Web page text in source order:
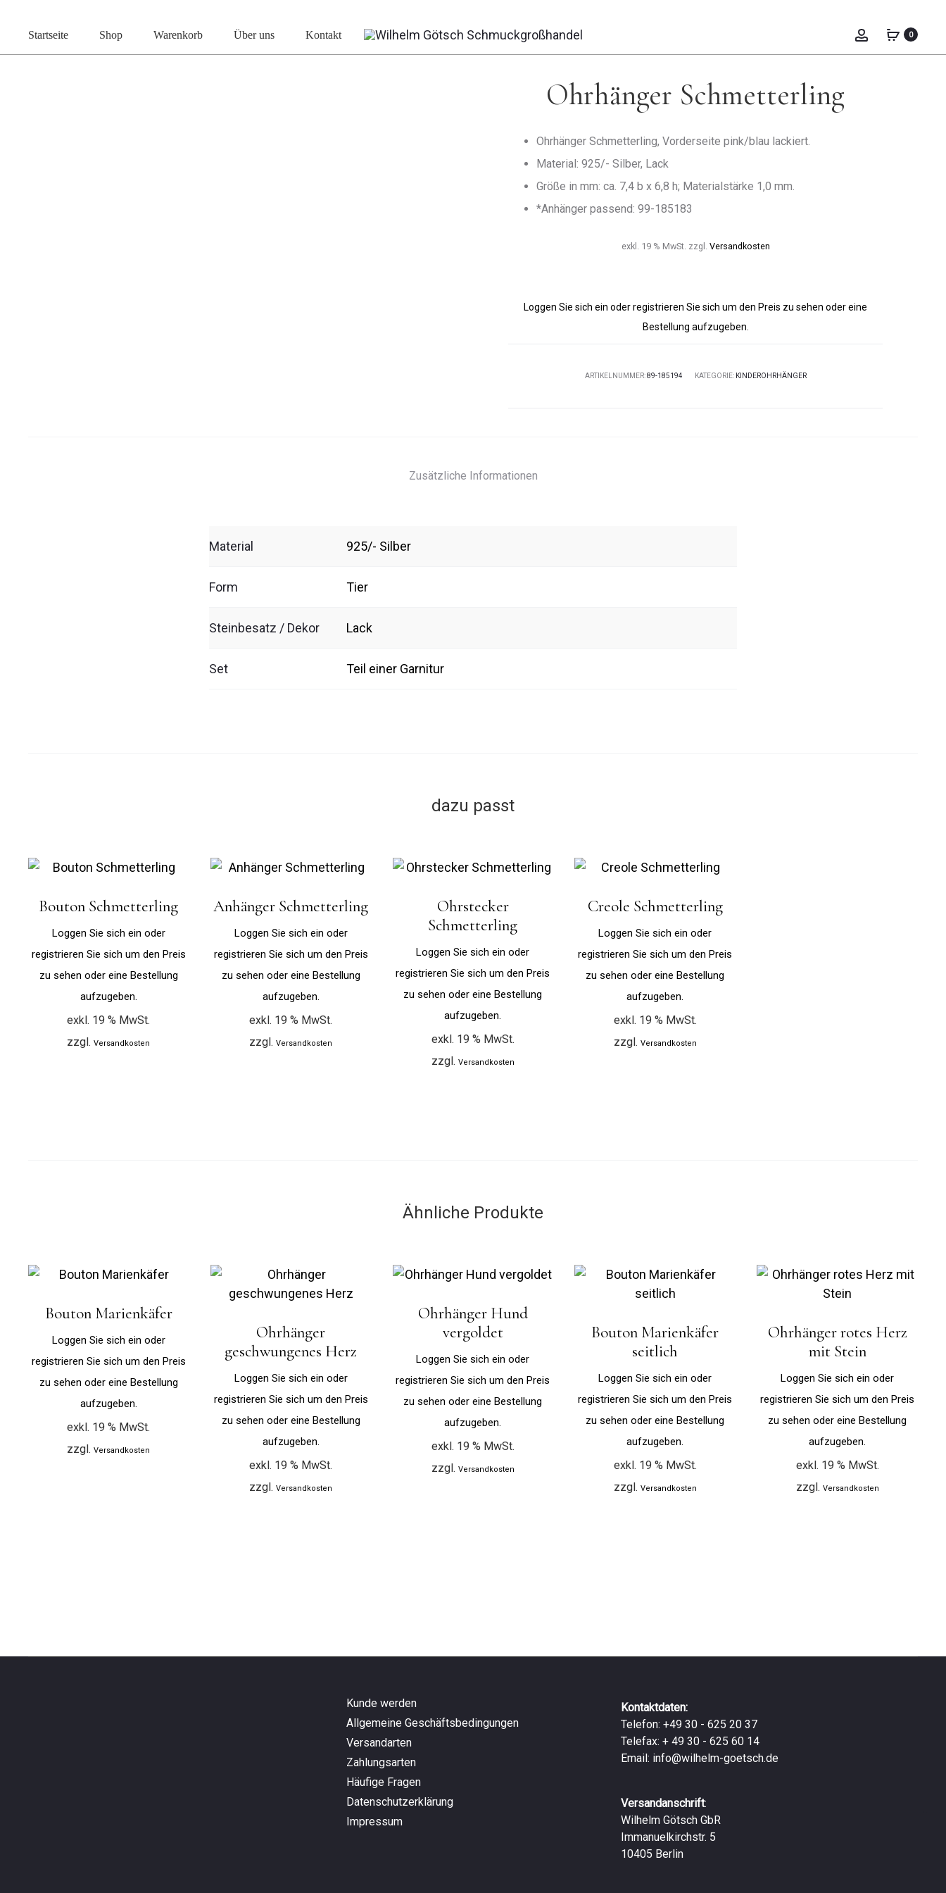
Startseite Shop Warenkorb Über uns Kontakt 0
MARIENKÄFER
Ohrhänger Schmetterling
Ohrhänger Schmetterling, Vorderseite pink/blau lackiert.
Material: 925/- Silber, Lack
Größe in mm: ca. 7,4 b x 6,8 h; Materialstärke 1,0 mm.
*Anhänger passend: 99-185183
exkl. 19 % MwSt. zzgl. Versandkosten
Loggen Sie sich ein oder registrieren Sie sich um den Preis zu sehen oder eine
Bestellung aufzugeben.
ARTIKELNUMMER:89-185194 KATEGORIE: KINDEROHRHÄNGER
Zusätzliche Informationen
Material 925/- Silber
Form Tier
Steinbesatz / Dekor Lack
Set Teil einer Garnitur
dazu passt
Bouton Schmetterling
Loggen Sie sich ein oder
registrieren Sie sich um den Preis
zu sehen oder eine Bestellung
aufzugeben.
exkl. 19 % MwSt.
zzgl.Versandkosten
Anhänger Schmetterling
Loggen Sie sich ein oder
registrieren Sie sich um den Preis
zu sehen oder eine Bestellung
aufzugeben.
exkl. 19 % MwSt.
zzgl.Versandkosten
Ohrstecker
Schmetterling
Loggen Sie sich ein oder
registrieren Sie sich um den Preis
zu sehen oder eine Bestellung
aufzugeben.
exkl. 19 % MwSt.
zzgl. Versandkosten
Creole Schmetterling
Loggen Sie sich ein oder
registrieren Sie sich um den Preis
zu sehen oder eine Bestellung
aufzugeben.
exkl. 19 % MwSt.
zzgl. Versandkosten
Ähnliche Produkte
Bouton Marienkäfer
Loggen Sie sich ein oder
registrieren Sie sich um den Preis
zu sehen oder eine Bestellung
aufzugeben.
exkl. 19 % MwSt.
zzgl.Versandkosten
Ohrhänger
geschwungenes Herz
Loggen Sie sich ein oder
registrieren Sie sich um den Preis
zu sehen oder eine Bestellung
aufzugeben.
exkl. 19 % MwSt.
zzgl.Versandkosten
Ohrhänger Hund
vergoldet
Loggen Sie sich ein oder
registrieren Sie sich um den Preis
zu sehen oder eine Bestellung
aufzugeben.
exkl. 19 % MwSt.
zzgl. Versandkosten
Bouton Marienkäfer
seitlich
Loggen Sie sich ein oder
registrieren Sie sich um den Preis
zu sehen oder eine Bestellung
aufzugeben.
exkl. 19 % MwSt.
zzgl. Versandkosten
Ohrhänger rotes Herz
mit Stein
Loggen Sie sich ein oder
registrieren Sie sich um den Preis
zu sehen oder eine Bestellung
aufzugeben.
exkl. 19 % MwSt.
zzgl. Versandkosten
Kunde werden
Allgemeine Geschäftsbedingungen
Versandarten
Zahlungsarten
Häufige Fragen
Datenschutzerklärung
Impressum
Kontaktdaten:
Telefon: +49 30 - 625 20 37
Telefax: + 49 30 - 625 60 14
Email: info@wilhelm-goetsch.de
Versandanschrift:
Wilhelm Götsch GbR
Immanuelkirchstr. 5
10405 Berlin